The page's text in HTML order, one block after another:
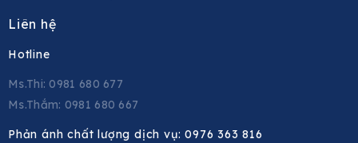
Liên hệ
Hotline
Ms.Thi: 0981 680 677
Ms.Thắm: 0981 680 667
Phản ánh chất lượng dịch vụ:0976 363 816